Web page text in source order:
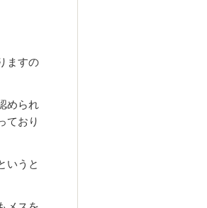
ますの
められ
ており
いうと